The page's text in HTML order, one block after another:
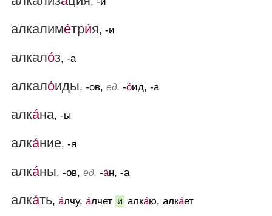
алкалиме́три́я, -и
алкало́з, -а
алкало́иды, -ов, ед. -о́ид, -а
алка́на, -ы
алка́ние, -я
алка́ны, -ов, ед. -а́н, -а
алка́ть, а́лчу, а́лчет и алка́ю, алка́ет